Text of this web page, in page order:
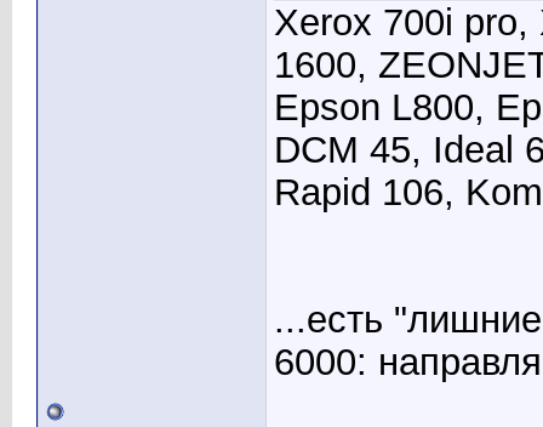
Xerox 700i pro,
1600,
Epson L800,
DCM 45, Ideal
Rapid 106,
...есть
6000: